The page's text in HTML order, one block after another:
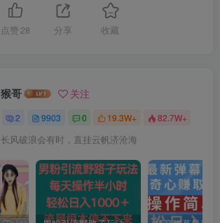
点赞 28 分享 收藏
猴哥 关注
2 9903 0 19.3W+ 82.7W+
长风破浪会有时，直挂云帆济沧海